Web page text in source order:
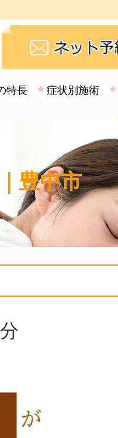
特長 症状別施術
豊中市